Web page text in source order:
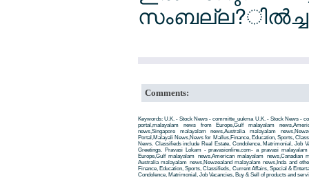
Comments:
Keywords: U.K. - Stock News - committe_uukma U.K. - Stock News -
portal,malayalam news from Europe,Gulf malayalam
news,Singapore malayalam news,Australia malayalam
Portal,Malayali News,News for Mallus,Finance, Education, Sports,
News. Classifieds include Real Estate, Condolence, Matrimonial, Job
Greetings. Pravasi Lokam - pravasionline.com- a pravasi
Europe,Gulf malayalam news,American malayalam news,Canadian
Australia malayalam news,Newzealand malayalam news,Inda and
Finance, Education, Sports, Classifieds, Current Affairs, Special &
Condolence, Matrimonial, Job Vacancies, Buy & Sell of products and